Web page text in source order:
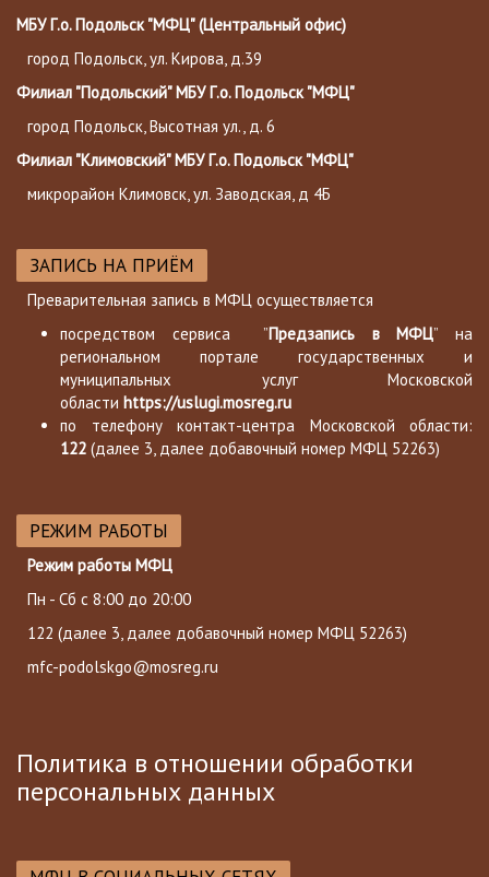
МБУ Г.о. Подольск "МФЦ" (Центральный офис)
город Подольск, ул. Кирова, д.39
Филиал "Подольский" МБУ Г.о. Подольск "МФЦ"
город Подольск, Высотная ул., д. 6
Филиал "Климовский" МБУ Г.о. Подольск "МФЦ"
микрорайон Климовск, ул. Заводская, д 4Б
ЗАПИСЬ НА ПРИЁМ
Преварительная запись в МФЦ осуществляется
посредством сервиса ”Предзапись в МФЦ” на
региональном портале государственных и
муниципальных услуг Московской
области https://uslugi.mosreg.ru
по телефону контакт-центра Московской области:
122 (далее 3, далее добавочный номер МФЦ 52263)
РЕЖИМ РАБОТЫ
Режим работы МФЦ
Пн - Сб с 8:00 до 20:00
122 (далее 3, далее добавочный номер МФЦ 52263)
mfc-podolskgo@mosreg.ru
Политика в отношении обработки
персональных данных